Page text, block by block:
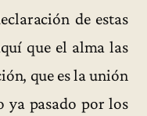
de estas
que el alma las
que es la unión
ya pasado por los